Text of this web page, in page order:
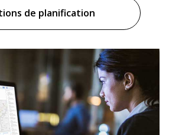
de planification